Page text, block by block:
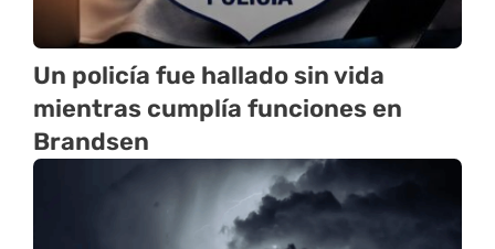
Un policía fue hallado sin vida
mientras cumplía funciones en
Brandsen